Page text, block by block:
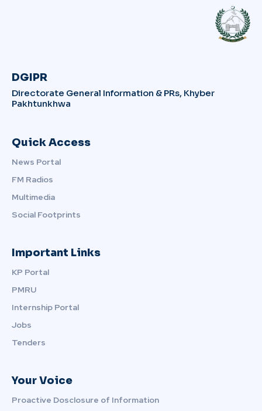
DGIPR
Directorate General Information & PRs, Khyber
Pakhtunkhwa
Quick Access
News Portal
FM Radios
Multimedia
Social Footprints
Important Links
KP Portal
PMRU
Internship Portal
Jobs
Tenders
Your Voice
Proactive Dosclosure of Information